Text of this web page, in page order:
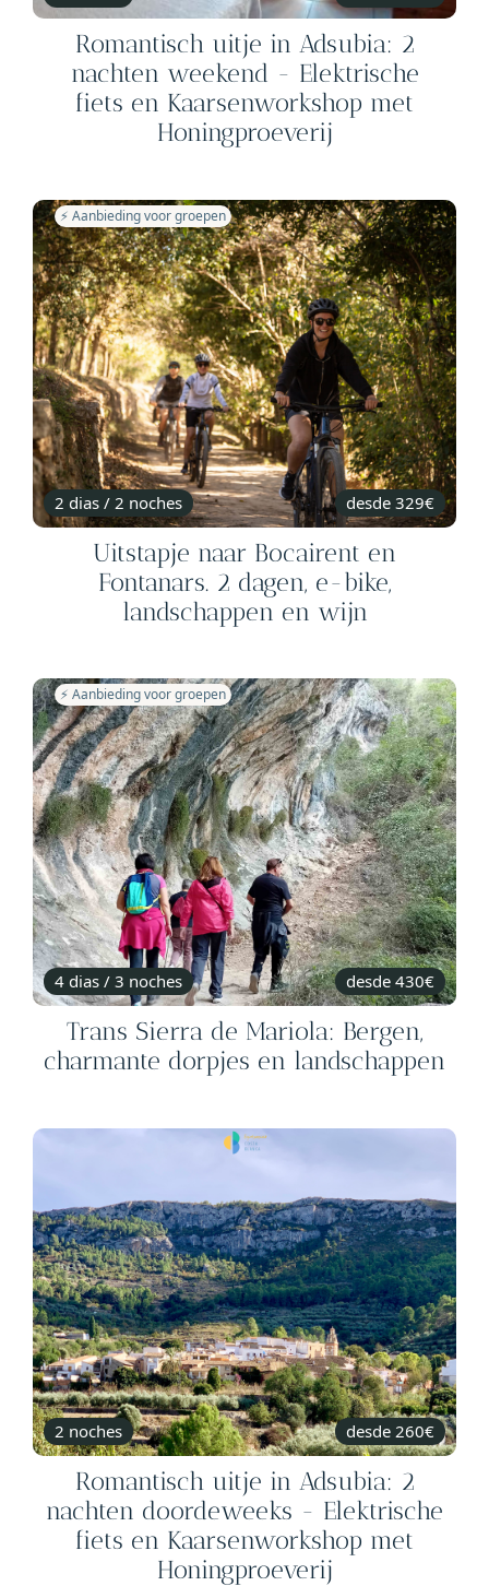
Romantisch uitje in Adsubia: 2
nachten weekend - Elektrische
fiets en Kaarsenworkshop met
Honingproeverij
2 dias / 2 noches desde 329€
⚡️ Aanbieding voor groepen
Uitstapje naar Bocairent en
Fontanars. 2 dagen, e-bike,
landschappen en wijn
4 dias / 3 noches desde 430€
⚡️ Aanbieding voor groepen
Trans Sierra de Mariola: Bergen,
charmante dorpjes en landschappen
2 noches desde 260€
Romantisch uitje in Adsubia: 2
nachten doordeweeks - Elektrische
fiets en Kaarsenworkshop met
Honingproeverij